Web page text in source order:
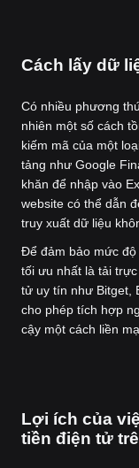
Cách lấy dữ
Có nhiều phương
nhiên một số cách
kiếm mã của một
tảng như Google
khăn để nhập vào
website có thể dẫn
truy xuất dữ liệu
Để đảm bảo mức
tối ưu nhất là tải
tử uy tín như Bitget,
cho phép tích hợp
cậy một cách liền
Lợi ích của
tiền điện tử